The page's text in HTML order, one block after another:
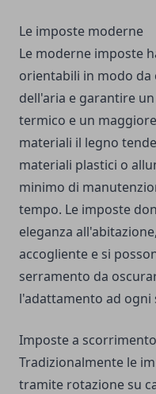
Le imposte moderne
Le moderne imposte
orientabili in modo da
dell'aria e garantire
termico e un
materiali il legno
materiali plastici o
minimo di
tempo. Le imposte
eleganza
accogliente e si
serramento da
l'adattamento ad ogni
Imposte a scorrimento
Tradizionalmente le
tramite rotazione su